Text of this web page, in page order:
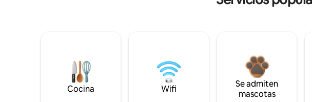
Cocina Wifi
Se admiten
mascotas